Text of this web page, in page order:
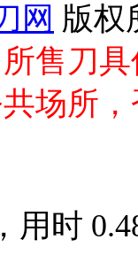
网 版权
售刀
场所
用时